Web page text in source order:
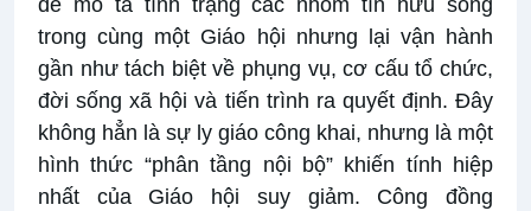
để mô tả tình trạng các nhóm tín hữu sống
trong cùng một Giáo hội nhưng lại vận hành
gần như tách biệt về phụng vụ, cơ cấu tổ chức,
đời sống xã hội và tiến trình ra quyết định. Đây
không hẳn là sự ly giáo công khai, nhưng là một
hình thức “phân tầng nội bộ” khiến tính hiệp
nhất của Giáo hội suy giảm. Công đồng